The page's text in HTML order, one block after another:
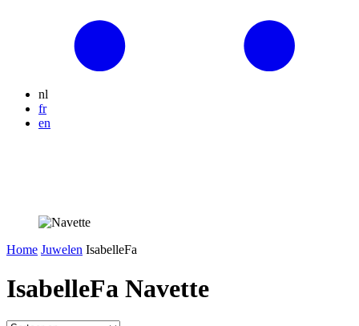
nl
fr
en
Home Juwelen IsabelleFa
IsabelleFa Navette